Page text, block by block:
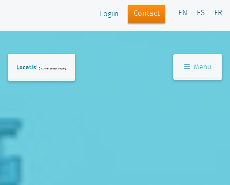
Login Contact EN ES FR
Menu